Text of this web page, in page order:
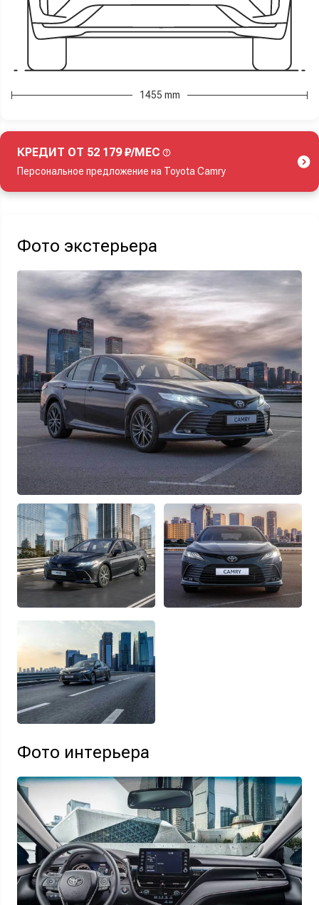
1455 mm
КРЕДИТ ОТ 52 179 ₽/МЕС
Персональное предложение на Toyota Camry
Узнать выгоду
Отправляя данную форму Вы даетесогласие на обработкусвоих
персональных данных
Фото экстерьера
Фото интерьера